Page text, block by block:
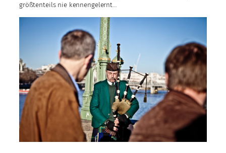
größtenteils nie kennengelernt…